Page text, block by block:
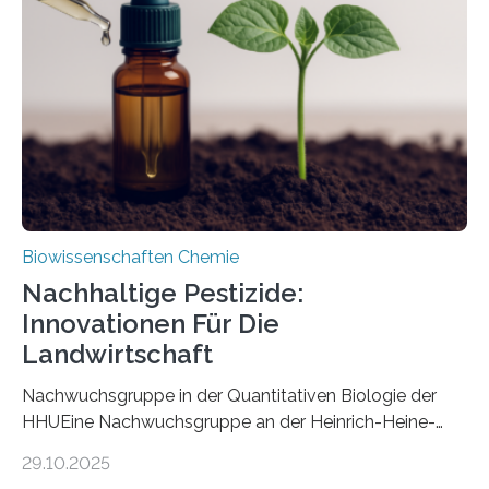
nun den Namen Cretosabethes primaevus. Dieser erste
fossile Nachweis einer Stechmückenlarve in Bernstein
stellt gleichzeitig den ersten Fossilfund einer
Mückenlarve aus dem Mesozoikum dar, denn…
Biowissenschaften Chemie
Nachhaltige Pestizide:
Innovationen Für Die
Landwirtschaft
Nachwuchsgruppe in der Quantitativen Biologie der
HHUEine Nachwuchsgruppe an der Heinrich-Heine-
fünf Jahren erforschen, wie Bakterien auf
29.10.2025